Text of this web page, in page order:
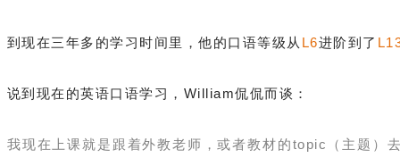
到现在三年多的学习时间里，他的口语等级从 L6进阶到了
说到现在的英语口语学习，William侃侃而谈：
我现在上课就是跟着外教老师，或者教材的topic（主题）